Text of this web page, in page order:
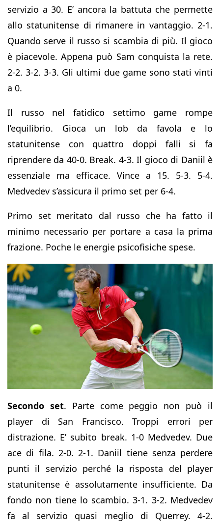
servizio a 30. E’ ancora la battuta che permette
allo statunitense di rimanere in vantaggio. 2-1.
Quando serve il russo si scambia di più. Il gioco
è piacevole. Appena può Sam conquista la rete.
2-2. 3-2. 3-3. Gli ultimi due game sono stati vinti
a 0.
Il russo nel fatidico settimo game rompe
l’equilibrio. Gioca un lob da favola e lo
statunitense con quattro doppi falli si fa
riprendere da 40-0. Break. 4-3. Il gioco di Daniil è
essenziale ma efficace. Vince a 15. 5-3. 5-4.
Medvedev s’assicura il primo set per 6-4.
Primo set meritato dal russo che ha fatto il
minimo necessario per portare a casa la prima
frazione. Poche le energie psicofisiche spese.
Secondo set. Parte come peggio non può il
player di San Francisco. Troppi errori per
distrazione. E’ subito break. 1-0 Medvedev. Due
ace di fila. 2-0. 2-1. Daniil tiene senza perdere
punti il servizio perché la risposta del player
statunitense è assolutamente insufficiente. Da
fondo non tiene lo scambio. 3-1. 3-2. Medvedev
fa al servizio quasi meglio di Querrey. 4-2.